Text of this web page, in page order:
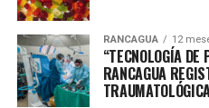
RANCAGUA 12
“TECNOLOGÍA DE
RANCAGUA